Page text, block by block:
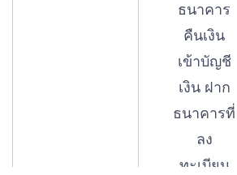
ธนาคาร
คืนเงิน
เข้าบัญชี
เงิน ฝาก
ธนาคารที่
ลง
ทะเบียน